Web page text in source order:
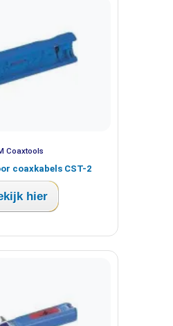
Coaxtools
coaxkabels CST-2
hier